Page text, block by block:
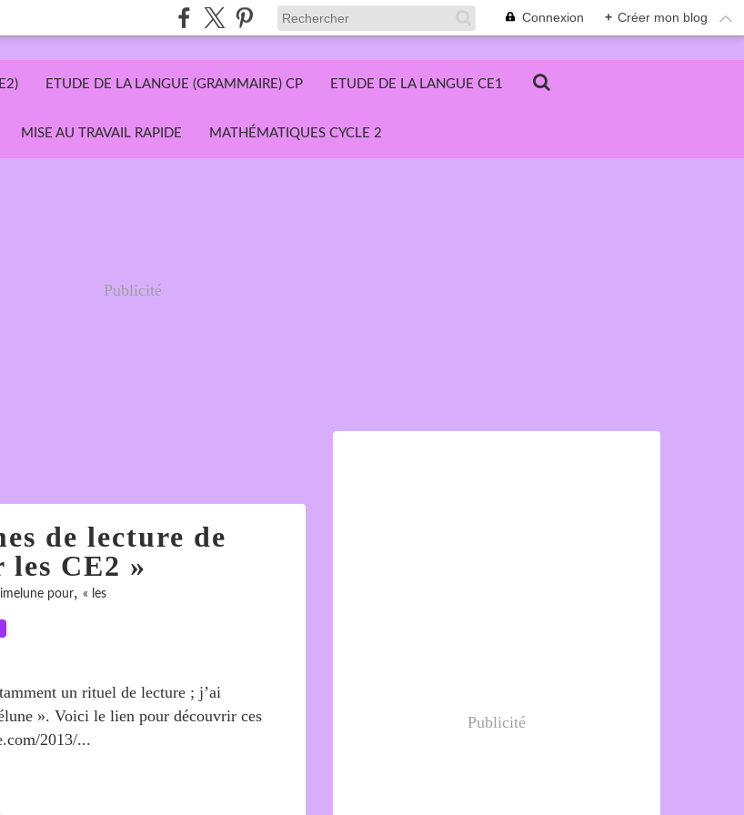
Connexion + Créer mon blog
ETUDE DE LA LANGUE (GRAMMAIRE) CP ETUDE DE LA LANGUE CE1
MISE AU TRAVAIL RAPIDE MATHÉMATIQUES CYCLE 2
Publicité
de lecture de
CE2 »
pour, « les
un rituel de lecture ; j’ai
». Voici le lien pour découvrir ces
2013/...
Publicité